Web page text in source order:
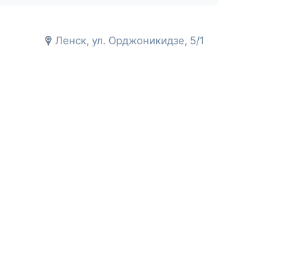
Ленск, ул. Орджоникидзе, 5/1